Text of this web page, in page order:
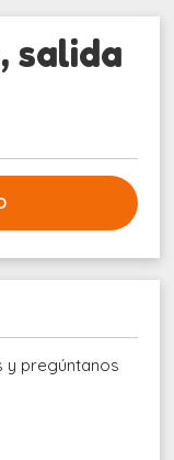
salida
y pregúntanos